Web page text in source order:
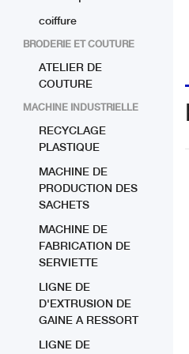
coiffure
BRODERIE ET COUTURE
ATELIER DE
COUTURE
MACHINE INDUSTRIELLE
RECYCLAGE
PLASTIQUE
MACHINE DE
PRODUCTION DES
SACHETS
MACHINE DE
FABRICATION DE
SERVIETTE
LIGNE DE
D'EXTRUSION DE
GAINE A RESSORT
LIGNE DE